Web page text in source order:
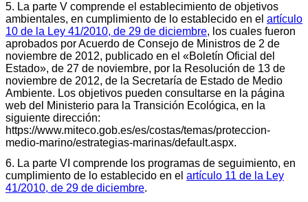
5. La parte V comprende el establecimiento de objetivos
ambientales, en cumplimiento de lo establecido en el artículo
10 de la Ley 41/2010, de 29 de diciembre, los cuales fueron
aprobados por Acuerdo de Consejo de Ministros de 2 de
noviembre de 2012, publicado en el «Boletín Oficial del
Estado», de 27 de noviembre, por la Resolución de 13 de
noviembre de 2012, de la Secretaría de Estado de Medio
Ambiente. Los objetivos pueden consultarse en la página
web del Ministerio para la Transición Ecológica, en la
siguiente dirección:
https://www.miteco.gob.es/es/costas/temas/proteccion-
medio-marino/estrategias-marinas/default.aspx.
6. La parte VI comprende los programas de seguimiento, en
cumplimiento de lo establecido en el artículo 11 de la Ley
41/2010, de 29 de diciembre.